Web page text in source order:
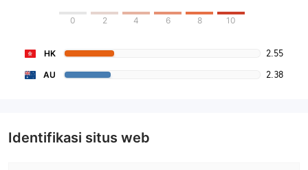
0 2 4 6 8 10
HK 2.55
AU 2.38
Identifikasi situs web